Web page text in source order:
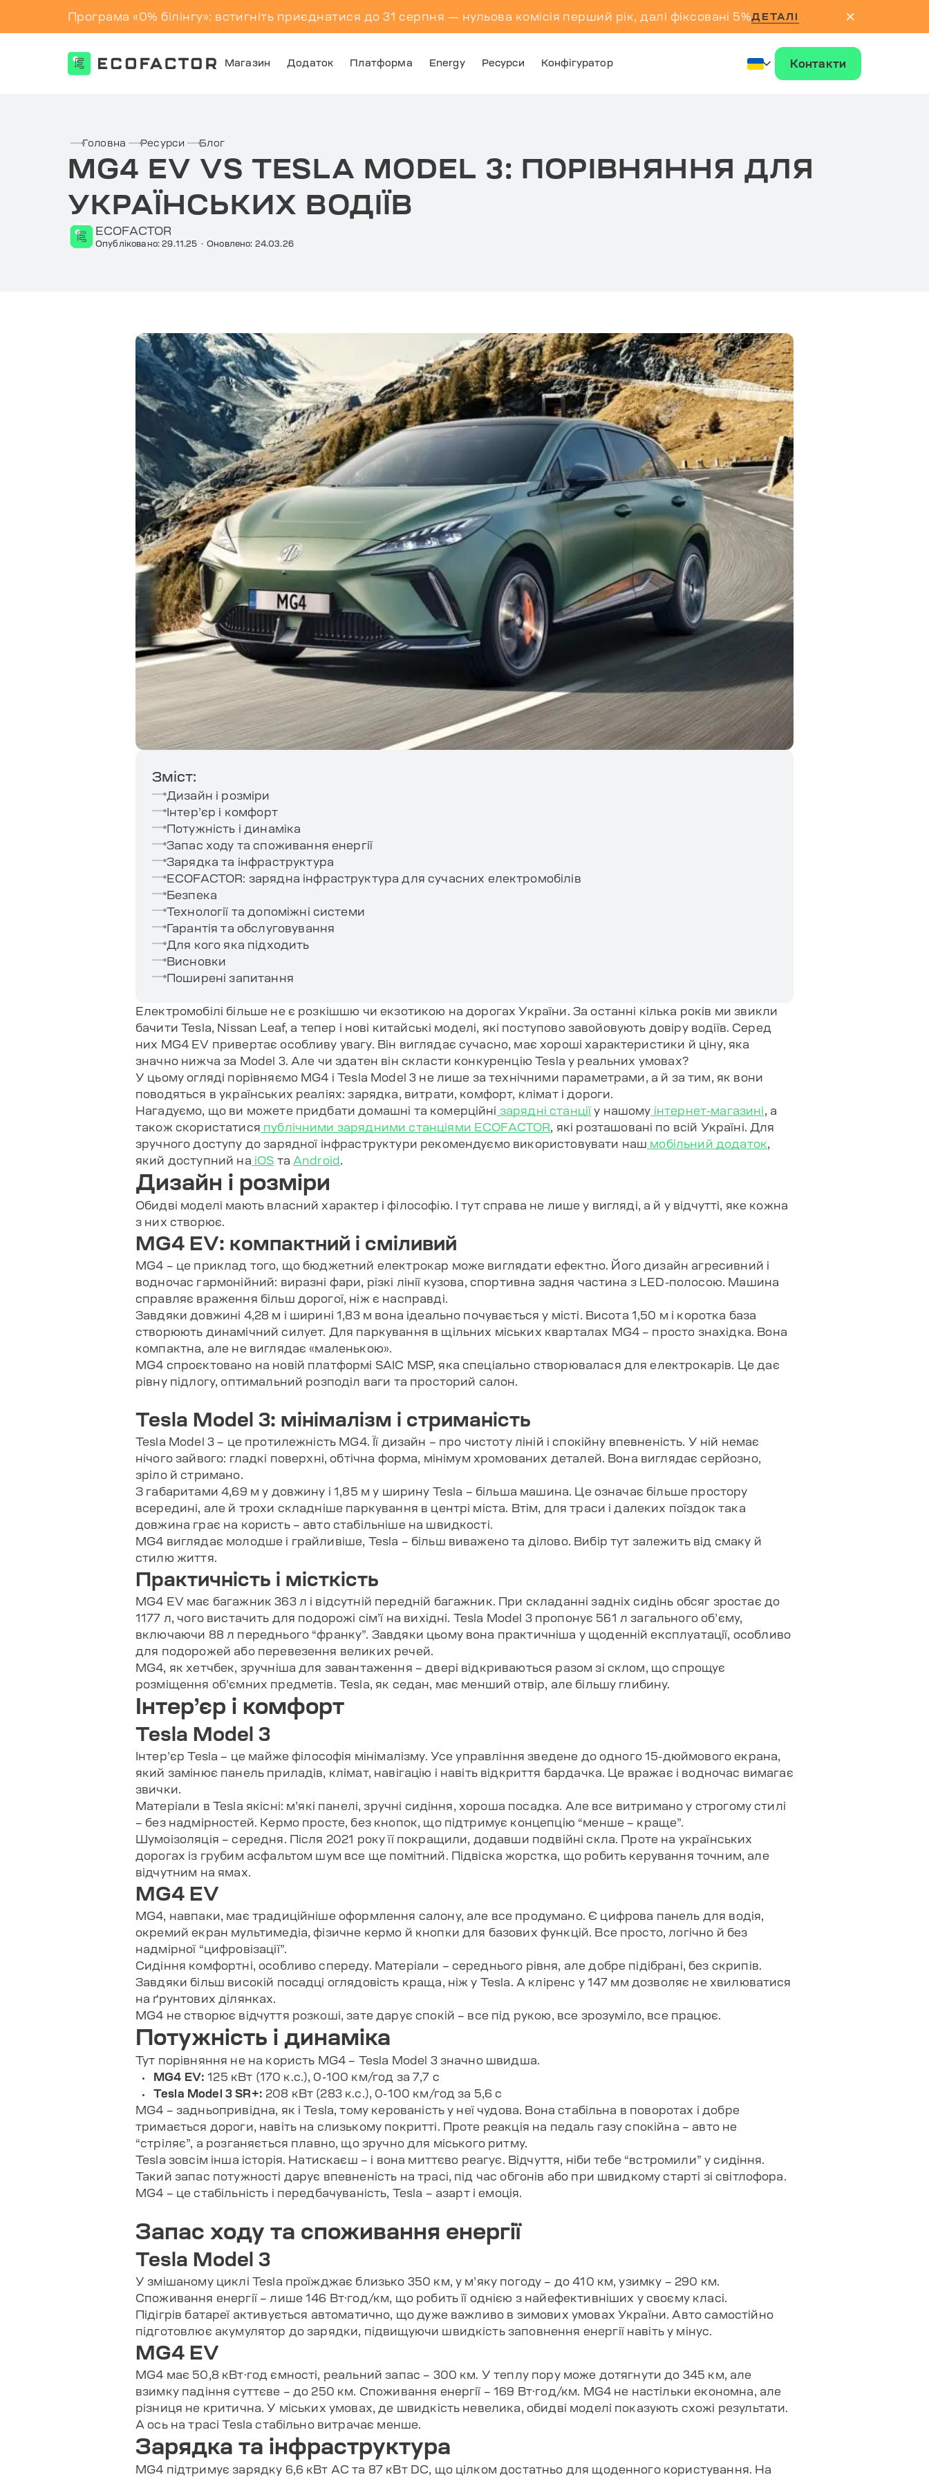
Програма «0% білінгу»: встигніть приєднатися до 31 серпня — нульова комісія перший рік, далі фіксовані 5%ДЕТАЛІ
Магазин Додаток Платформа Energy Ресурси Конфігуратор Контакти
Головна Ресурси Блог
MG4 EV VS TESLA MODEL 3: ПОРІВНЯННЯ ДЛЯ
УКРАЇНСЬКИХ ВОДІЇВ
ECOFACTOR
Опубліковано: 29.11.25 · Оновлено: 24.03.26
Зміст:
Дизайн і розміри
Інтер’єр і комфорт
Потужність і динаміка
Запас ходу та споживання енергії
Зарядка та інфраструктура
ECOFACTOR: зарядна інфраструктура для сучасних електромобілів
Безпека
Технології та допоміжні системи
Гарантія та обслуговування
Для кого яка підходить
Висновки
Поширені запитання
Електромобілі більше не є розкішшю чи екзотикою на дорогах України. За останні кілька років ми звикли
бачити Tesla, Nissan Leaf, а тепер і нові китайські моделі, які поступово завойовують довіру водіїв. Серед
них MG4 EV привертає особливу увагу. Він виглядає сучасно, має хороші характеристики й ціну, яка
значно нижча за Model 3. Але чи здатен він скласти конкуренцію Tesla у реальних умовах?
У цьому огляді порівняємо MG4 і Tesla Model 3 не лише за технічними параметрами, а й за тим, як вони
поводяться в українських реаліях: зарядка, витрати, комфорт, клімат і дороги.
Нагадуємо, що ви можете придбати домашні та комерційні зарядні станції у нашому інтернет-магазині , а
також скористатися публічними зарядними станціями ECOFACTOR , які розташовані по всій Україні. Для
зручного доступу до зарядної інфраструктури рекомендуємо використовувати наш мобільний додаток
який доступний на iOS та Android
Дизайн і розміри
Обидві моделі мають власний характер і філософію. І тут справа не лише у вигляді, а й у відчутті, яке кожна
з них створює.
MG4 EV: компактний і сміливий
MG4 – це приклад того, що бюджетний електрокар може виглядати ефектно. Його дизайн агресивний і
водночас гармонійний: виразні фари, різкі лінії кузова, спортивна задня частина з LED-полосою. Машина
справляє враження більш дорогої, ніж є насправді.
Завдяки довжині 4,28 м і ширині 1,83 м вона ідеально почувається у місті. Висота 1,50 м і коротка база
створюють динамічний силует. Для паркування в щільних міських кварталах MG4 – просто знахідка. Вона
компактна, але не виглядає «маленькою».
MG4 спроєктовано на новій платформі SAIC MSP, яка спеціально створювалася для електрокарів. Це дає
рівну підлогу, оптимальний розподіл ваги та просторий салон.
Tesla Model 3: мінімалізм і стриманість
Tesla Model 3 – це протилежність MG4. Її дизайн – про чистоту ліній і спокійну впевненість. У ній немає
нічого зайвого: гладкі поверхні, обтічна форма, мінімум хромованих деталей. Вона виглядає серйозно,
зріло й стримано.
З габаритами 4,69 м у довжину і 1,85 м у ширину Tesla – більша машина. Це означає більше простору
всередині, але й трохи складніше паркування в центрі міста. Втім, для траси і далеких поїздок така
довжина грає на користь – авто стабільніше на швидкості.
MG4 виглядає молодше і грайливіше, Tesla – більш виважено та ділово. Вибір тут залежить від смаку й
стилю життя.
Практичність і місткість
MG4 EV має багажник 363 л і відсутній передній багажник. При складанні задніх сидінь обсяг зростає до
1177 л, чого вистачить для подорожі сім’ї на вихідні. Tesla Model 3 пропонує 561 л загального об’єму,
включаючи 88 л переднього “франку”. Завдяки цьому вона практичніша у щоденній експлуатації, особливо
для подорожей або перевезення великих речей.
MG4, як хетчбек, зручніша для завантаження – двері відкриваються разом зі склом, що спрощує
розміщення об’ємних предметів. Tesla, як седан, має менший отвір, але більшу глибину.
Інтер’єр і комфорт
Tesla Model 3
Інтер’єр Tesla – це майже філософія мінімалізму. Усе управління зведене до одного 15-дюймового екрана,
який замінює панель приладів, клімат, навігацію і навіть відкриття бардачка. Це вражає і водночас вимагає
звички.
Матеріали в Tesla якісні: м’які панелі, зручні сидіння, хороша посадка. Але все витримано у строгому стилі
– без надмірностей. Кермо просте, без кнопок, що підтримує концепцію “менше – краще”.
Шумоізоляція – середня. Після 2021 року її покращили, додавши подвійні скла. Проте на українських
дорогах із грубим асфальтом шум все ще помітний. Підвіска жорстка, що робить керування точним, але
відчутним на ямах.
MG4 EV
MG4, навпаки, має традиційніше оформлення салону, але все продумано. Є цифрова панель для водія,
окремий екран мультимедіа, фізичне кермо й кнопки для базових функцій. Все просто, логічно й без
надмірної “цифровізації”.
Сидіння комфортні, особливо спереду. Матеріали – середнього рівня, але добре підібрані, без скрипів.
Завдяки більш високій посадці оглядовість краща, ніж у Tesla. А кліренс у 147 мм дозволяє не хвилюватися
на ґрунтових ділянках.
MG4 не створює відчуття розкоші, зате дарує спокій – все під рукою, все зрозуміло, все працює.
Потужність і динаміка
Тут порівняння не на користь MG4 – Tesla Model 3 значно швидша.
MG4 EV: 125 кВт (170 к.с.), 0-100 км/год за 7,7 с
Tesla Model 3 SR+: 208 кВт (283 к.с.), 0-100 км/год за 5,6 с
MG4 – задньопривідна, як і Tesla, тому керованість у неї чудова. Вона стабільна в поворотах і добре
тримається дороги, навіть на слизькому покритті. Проте реакція на педаль газу спокійна – авто не
“стріляє”, а розганяється плавно, що зручно для міського ритму.
Tesla зовсім інша історія. Натискаєш – і вона миттєво реагує. Відчуття, ніби тебе “встромили” у сидіння.
Такий запас потужності дарує впевненість на трасі, під час обгонів або при швидкому старті зі світлофора.
MG4 – це стабільність і передбачуваність, Tesla – азарт і емоція.
Запас ходу та споживання енергії
Tesla Model 3
У змішаному циклі Tesla проїжджає близько 350 км, у м’яку погоду – до 410 км, узимку – 290 км.
Споживання енергії – лише 146 Вт·год/км, що робить її однією з найефективніших у своєму класі.
Підігрів батареї активується автоматично, що дуже важливо в зимових умовах України. Авто самостійно
підготовлює акумулятор до зарядки, підвищуючи швидкість заповнення енергії навіть у мінус.
MG4 EV
MG4 має 50,8 кВт·год ємності, реальний запас – 300 км. У теплу пору може дотягнути до 345 км, але
взимку падіння суттєве – до 250 км. Споживання енергії – 169 Вт·год/км. MG4 не настільки економна, але
різниця не критична. У міських умовах, де швидкість невелика, обидві моделі показують схожі результати.
А ось на трасі Tesla стабільно витрачає менше.
Зарядка та інфраструктура
MG4 підтримує зарядку 6,6 кВт AC та 87 кВт DC, що цілком достатньо для щоденного користування. На